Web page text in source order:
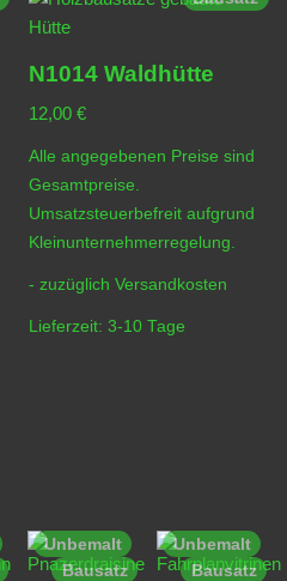
N1014 Waldhütte
12,00€
Alle angegebenen Preise sind
Gesamtpreise.
Umsatzsteuerbefreit aufgrund
Kleinunternehmerregelung.
- zuzüglichVersandkosten
Lieferzeit:3-10 Tage
Unbemalt
Bausatz
Unbemalt
Bausatz